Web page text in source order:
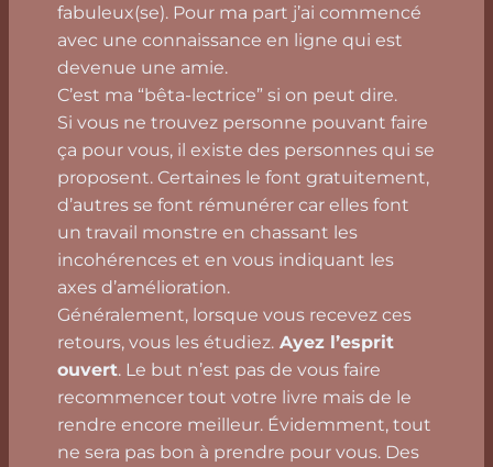
fabuleux(se). Pour ma part j’ai commencé
avec une connaissance en ligne qui est
devenue une amie.
C’est ma “bêta-lectrice” si on peut dire.
Si vous ne trouvez personne pouvant faire
ça pour vous, il existe des personnes qui se
proposent. Certaines le font gratuitement,
d’autres se font rémunérer car elles font
un travail monstre en chassant les
incohérences et en vous indiquant les
axes d’amélioration.
Généralement, lorsque vous recevez ces
retours, vous les étudiez. Ayez l’esprit
ouvert. Le but n’est pas de vous faire
recommencer tout votre livre mais de le
rendre encore meilleur. Évidemment, tout
ne sera pas bon à prendre pour vous. Des